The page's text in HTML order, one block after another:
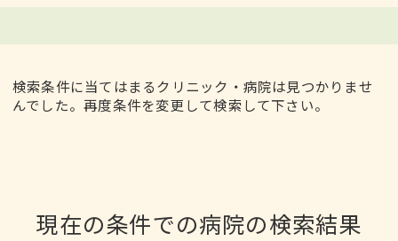
検索条件に当てはまるクリニック・病院は見つかりませ
んでした。再度条件を変更して検索して下さい。
現在の条件での病院の検索結果